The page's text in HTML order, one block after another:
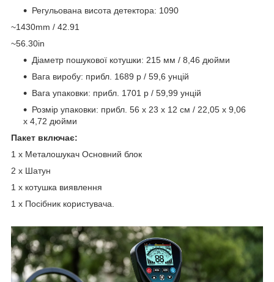
Регульована висота детектора: 1090
~1430mm / 42.91
~56.30in
Діаметр пошукової котушки: 215 мм / 8,46 дюйми
Вага виробу: прибл. 1689 р / 59,6 унцій
Вага упаковки: прибл. 1701 р / 59,99 унцій
Розмір упаковки: прибл. 56 х 23 х 12 см / 22,05 х 9,06
х 4,72 дюйми
Пакет включає:
1 х Металошукач Основний блок
2 х Шатун
1 х котушка виявлення
1 х Посібник користувача.